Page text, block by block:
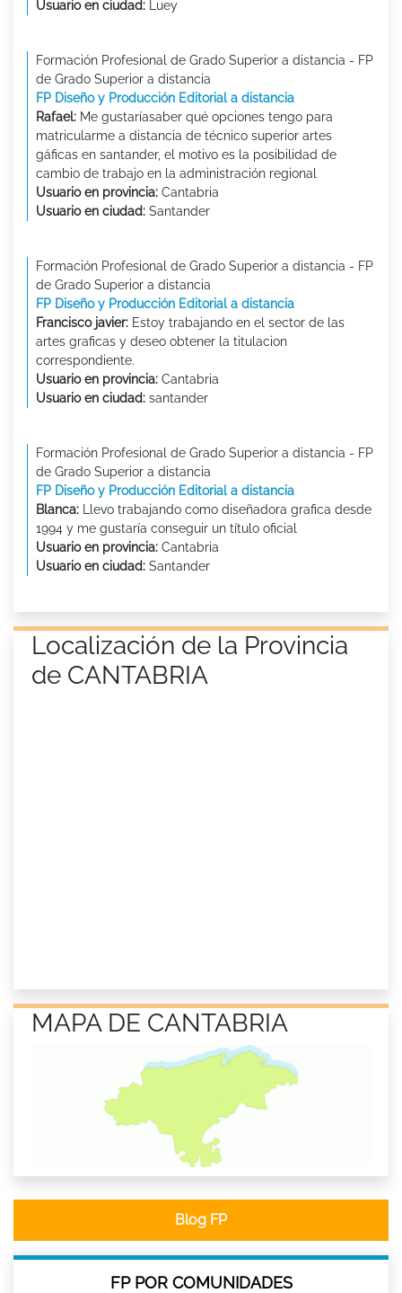
Usuario en ciudad: Luey
Formación Profesional de Grado Superior a distancia - FP
de Grado Superior a distancia
FP Diseño y Producción Editorial a distancia
Rafael: Me gustaríasaber qué opciones tengo para
matricularme a distancia de técnico superior artes
gáficas en santander, el motivo es la posibilidad de
cambio de trabajo en la administración regional
Usuario en provincia: Cantabria
Usuario en ciudad: Santander
Formación Profesional de Grado Superior a distancia - FP
de Grado Superior a distancia
FP Diseño y Producción Editorial a distancia
Francisco javier: Estoy trabajando en el sector de las
artes graficas y deseo obtener la titulacion
correspondiente.
Usuario en provincia: Cantabria
Usuario en ciudad: santander
Formación Profesional de Grado Superior a distancia - FP
de Grado Superior a distancia
FP Diseño y Producción Editorial a distancia
Blanca: Llevo trabajando como diseñadora grafica desde
1994 y me gustaría conseguir un título oficial
Usuario en provincia: Cantabria
Usuario en ciudad: Santander
Localización de la Provincia
de CANTABRIA
MAPA DE CANTABRIA
Blog FP
FP POR COMUNIDADES